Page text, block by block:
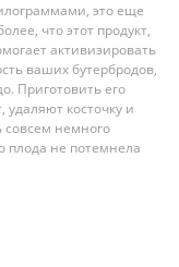
это еще
что этот продукт,
активизировать
ваших бутербродов,
Приготовить его
косточку и
немного
плода не потемнела